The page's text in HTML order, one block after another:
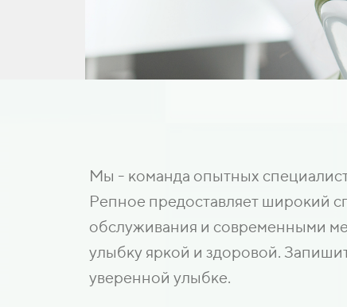
Мы - команда опытных
Репное предоставляет широкий
обслуживания и современными
улыбку яркой и здоровой.
уверенной улыбке.